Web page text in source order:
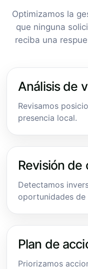
Optimizamos la
que ninguna
reciba una
Análisis de
Revisamos
presencia local.
Revisión de
Detectamos
oportunidades de
Plan de
Priorizamos